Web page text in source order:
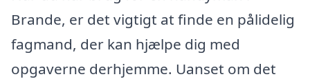
Brande, er det vigtigt at finde en pålidelig
fagmand, der kan hjælpe dig med
opgaverne derhjemme. Uanset om det